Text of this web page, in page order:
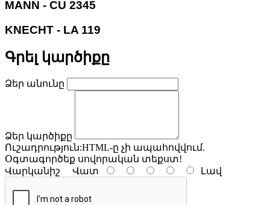
MANN - CU 2345
KNECHT - LA 119
Գրել կարծիքը
Ձեր անունը
Ձեր կարծիքը
Ուշադրություն:HTML-ը չի ապահովվում.
Օգտագործեք սովորական տեքստ!
Վարկանիշ Վատ Լավ